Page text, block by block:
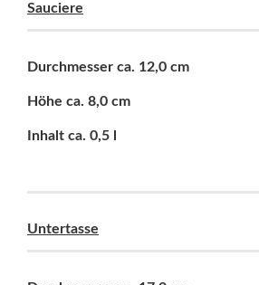
Sauciere
Durchmesser ca. 12,0 cm
Höhe ca. 8,0 cm
Inhalt ca. 0,5 l
Untertasse